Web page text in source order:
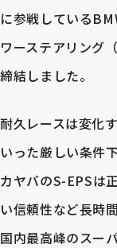
に参戦している
ワーステアリング
締結しました。
耐久レースは変化
いった厳しい条件
カヤバのS-EPSは
い信頼性など長時
国内最高峰のスー